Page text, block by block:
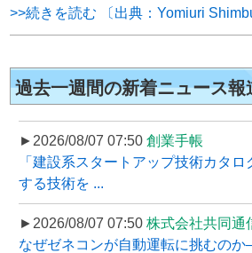
>>続きを読む 〔出典：Yomiuri
過去一週間の新着ニュース報
►2026/08/07 07:50 創業手帳
「建設系スタートアップ技術カタ
する技術を ...
►2026/08/07 07:50 株式会社共同通
なぜゼネコンが自動運転に挑むの